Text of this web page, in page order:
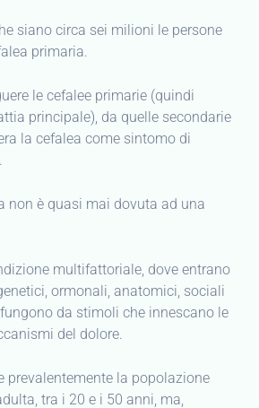
siano circa sei milioni le persone
primaria.
le cefalee primarie (quindi
principale), da quelle secondarie
la cefalea come sintomo di
non è quasi mai dovuta ad una
multifattoriale, dove entrano
ormonali, anatomici, sociali
da stimoli che innescano le
del dolore.
prevalentemente la popolazione
tra i 20 e i 50 anni, ma,